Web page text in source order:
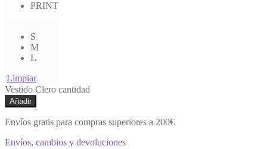
PRINT
S
M
L
Limpiar
Vestido Clero cantidad
Añadir
Envíos gratis para compras superiores a 200€
Envíos, cambios y devoluciones